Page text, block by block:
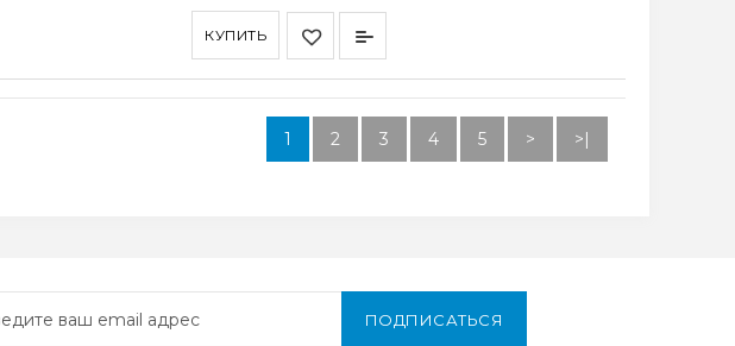
КУПИТЬ
1 2 3 4 5 > >|
ПОДПИСАТЬСЯ